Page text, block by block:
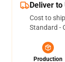
Deliver
Cost to
Standard -
Production